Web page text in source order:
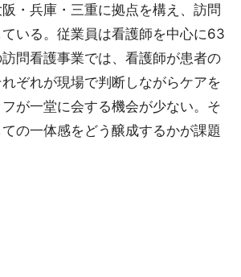
・兵庫・三重に拠点を構え、訪問
いる。従業員は看護師を中心に63
問看護事業では、看護師が患者の
ぞれが現場で判断しながらケアを
が一堂に会する機会が少ない。そ
の一体感をどう醸成するかが課題